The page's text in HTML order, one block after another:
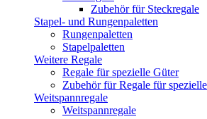
Zubehör für Steckregale
Stapel- und Rungenpaletten
Rungenpaletten
Stapelpaletten
Weitere Regale
Regale für spezielle Güter
Zubehör für Regale für
Weitspannregale
Weitspannregale